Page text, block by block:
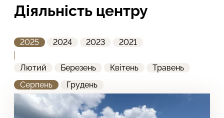
Діяльність центру
2025 2024 2023 2021
Лютий Березень Квітень
Травень
Серпень
Грудень